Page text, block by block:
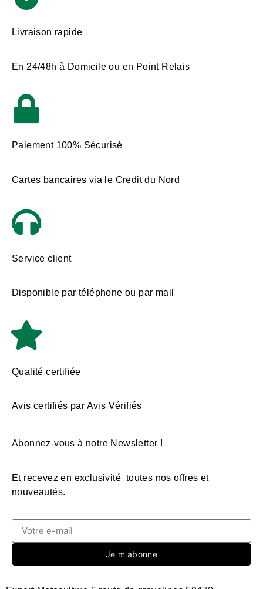
Livraison rapide
En 24/48h à Domicile ou en Point Relais
Paiement 100% Sécurisé
Cartes bancaires via le Credit du Nord
Service client
Disponible par téléphone ou par mail
Qualité certifiée
Avis certifiés par Avis Vérifiés
Abonnez-vous à notre Newsletter !
Et recevez en exclusivité toutes nos offres et
nouveautés.
Je m'abonne